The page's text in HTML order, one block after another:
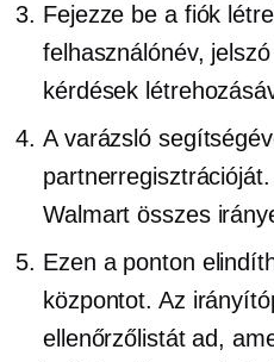
Fejezze be a fiók
felhasználónév,
kérdések
A varázsló
Walmart összes
Ezen a ponton
központot. Az
ellenőrzőlistát ad,